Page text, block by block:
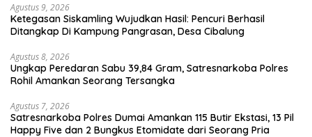
Agustus 9, 2026
Ketegasan Siskamling Wujudkan Hasil: Pencuri Berhasil
Ditangkap Di Kampung Pangrasan, Desa Cibalung
Agustus 8, 2026
Ungkap Peredaran Sabu 39,84 Gram, Satresnarkoba Polres
Rohil Amankan Seorang Tersangka
Agustus 7, 2026
Satresnarkoba Polres Dumai Amankan 115 Butir Ekstasi, 13 Pil
Happy Five dan 2 Bungkus Etomidate dari Seorang Pria